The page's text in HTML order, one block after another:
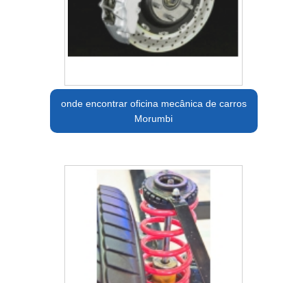
onde encontrar oficina mecânica de carros
Morumbi